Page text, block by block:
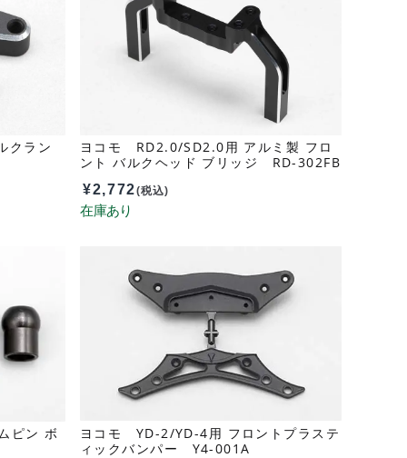
クラン
ヨコモ RD2.0/SD2.0用 アルミ製 フロ
ント バルクヘッド ブリッジ RD-302FB
¥2,772(税込)
ピン ボ
ヨコモ YD-2/YD-4用 フロントプラステ
ィックバンパー Y4-001A